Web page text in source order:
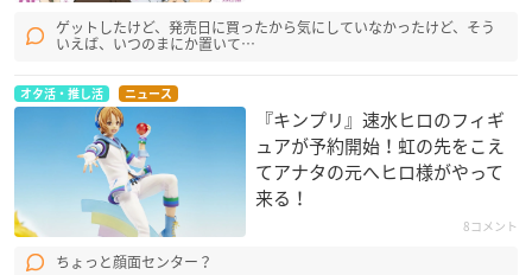
ゲットしたけど、発売日に買ったから気にしていなかったけど、そう
いえば、いつのまにか置いて…
オタ活・推し活 ニュース
『キンプリ』速水ヒロのフィギ
ュアが予約開始！虹の先をこえ
てアナタの元へヒロ様がやって
来る！
8コメント
ちょっと顔面センター？